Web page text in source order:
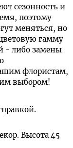
сезонность и
поэтому
меняться, но
гамму
- либо замены
флористам,
выбором!
Высота 45